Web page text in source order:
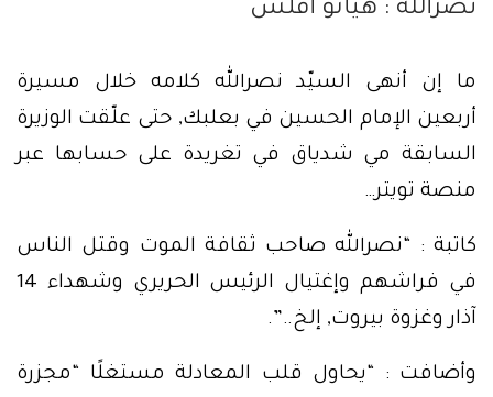
نصرالله : هيأتو أفلس
ما إن أنهى السيّد نصرالله كلامه خلال مسيرة
أربعين الإمام الحسين في بعلبك, حتى علّقت الوزيرة
السابقة مي شدياق في تغريدة على حسابها عبر
منصة تويتر…
كاتبة : “نصرالله صاحب ثقافة الموت وقتل الناس
في فراشهم وإغتيال الرئيس الحريري وشهداء 14
آذار وغزوة بيروت, إلخ..”.
وأضافت : “يحاول قلب المعادلة مستغلًا “مجزرة